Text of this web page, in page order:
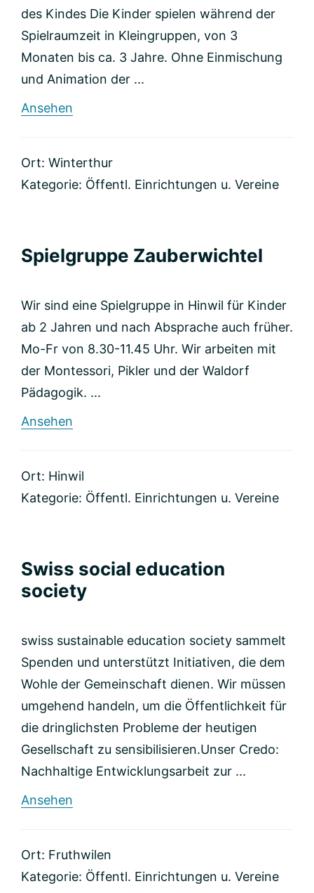
des Kindes Die Kinder spielen während der
Spielraumzeit in Kleingruppen, von 3
Monaten bis ca. 3 Jahre. Ohne Einmischung
und Animation der ...
Ansehen
Ort: Winterthur
Kategorie: Öffentl. Einrichtungen u. Vereine
Spielgruppe Zauberwichtel
Wir sind eine Spielgruppe in Hinwil für Kinder
ab 2 Jahren und nach Absprache auch früher.
Mo-Fr von 8.30-11.45 Uhr. Wir arbeiten mit
der Montessori, Pikler und der Waldorf
Pädagogik. ...
Ansehen
Ort: Hinwil
Kategorie: Öffentl. Einrichtungen u. Vereine
Swiss social education
society
swiss sustainable education society sammelt
Spenden und unterstützt Initiativen, die dem
Wohle der Gemeinschaft dienen. Wir müssen
umgehend handeln, um die Öffentlichkeit für
die dringlichsten Probleme der heutigen
Gesellschaft zu sensibilisieren. ​ Unser Credo:
Nachhaltige Entwicklungsarbeit zur ...
Ansehen
society
Ort: Fruthwilen
Kategorie: Öffentl. Einrichtungen u. Vereine